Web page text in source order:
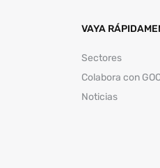
VAYA
Sectores
Colabora con
Noticias